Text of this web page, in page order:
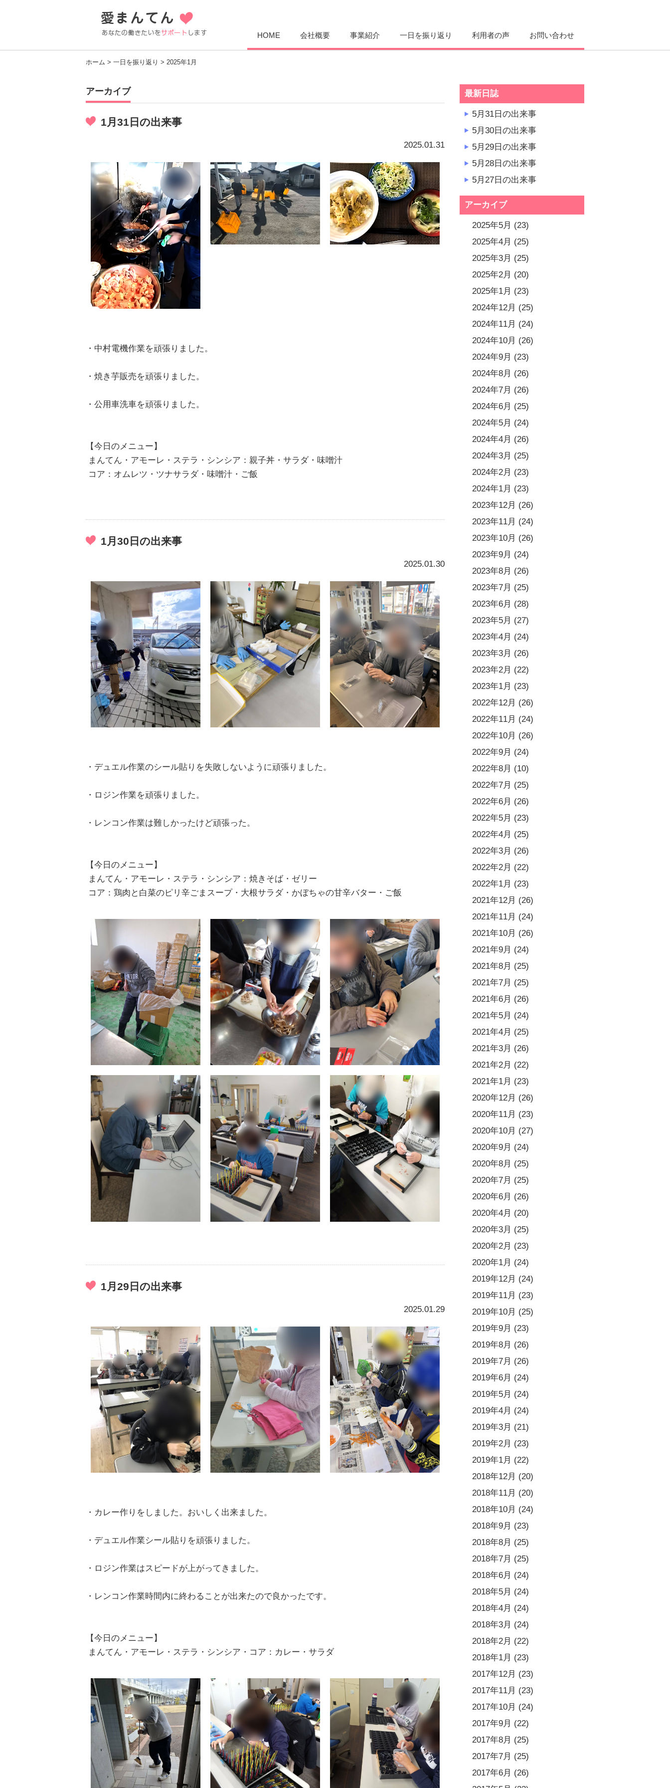
HOME 会社概要 事業紹介 一日を振り返り 利用者の声 お問い合わせ
ホーム > 一日を振り返り > 2025年1月
アーカイブ
1月31日の出来事
2025.01.31
・中村電機作業を頑張りました。
・焼き芋販売を頑張りました。
・公用車洗車を頑張りました。
【今日のメニュー】
まんてん・アモーレ・ステラ・シンシア：親子丼・サラダ・味噌汁
コア：オムレツ・ツナサラダ・味噌汁・ご飯
1月30日の出来事
2025.01.30
・デュエル作業のシール貼りを失敗しないように頑張りました。
・ロジン作業を頑張りました。
・レンコン作業は難しかったけど頑張った。
【今日のメニュー】
まんてん・アモーレ・ステラ・シンシア：焼きそば・ゼリー
コア：鶏肉と白菜のピリ辛ごまスープ・大根サラダ・かぼちゃの甘辛バター・ご飯
1月29日の出来事
2025.01.29
・カレー作りをしました。おいしく出来ました。
・デュエル作業シール貼りを頑張りました。
・ロジン作業はスピードが上がってきました。
・レンコン作業時間内に終わることが出来たので良かったです。
【今日のメニュー】
まんてん・アモーレ・ステラ・シンシア・コア：カレー・サラダ
最新日誌
5月31日の出来事
5月30日の出来事
5月29日の出来事
5月28日の出来事
5月27日の出来事
アーカイブ
2025年5月 (23)
2025年4月 (25)
2025年3月 (25)
2025年2月 (20)
2025年1月 (23)
2024年12月 (25)
2024年11月 (24)
2024年10月 (26)
2024年9月 (23)
2024年8月 (26)
2024年7月 (26)
2024年6月 (25)
2024年5月 (24)
2024年4月 (26)
2024年3月 (25)
2024年2月 (23)
2024年1月 (23)
2023年12月 (26)
2023年11月 (24)
2023年10月 (26)
2023年9月 (24)
2023年8月 (26)
2023年7月 (25)
2023年6月 (28)
2023年5月 (27)
2023年4月 (24)
2023年3月 (26)
2023年2月 (22)
2023年1月 (23)
2022年12月 (26)
2022年11月 (24)
2022年10月 (26)
2022年9月 (24)
2022年8月 (10)
2022年7月 (25)
2022年6月 (26)
2022年5月 (23)
2022年4月 (25)
2022年3月 (26)
2022年2月 (22)
2022年1月 (23)
2021年12月 (26)
2021年11月 (24)
2021年10月 (26)
2021年9月 (24)
2021年8月 (25)
2021年7月 (25)
2021年6月 (26)
2021年5月 (24)
2021年4月 (25)
2021年3月 (26)
2021年2月 (22)
2021年1月 (23)
2020年12月 (26)
2020年11月 (23)
2020年10月 (27)
2020年9月 (24)
2020年8月 (25)
2020年7月 (25)
2020年6月 (26)
2020年4月 (20)
2020年3月 (25)
2020年2月 (23)
2020年1月 (24)
2019年12月 (24)
2019年11月 (23)
2019年10月 (25)
2019年9月 (23)
2019年8月 (26)
2019年7月 (26)
2019年6月 (24)
2019年5月 (24)
2019年4月 (24)
2019年3月 (21)
2019年2月 (23)
2019年1月 (22)
2018年12月 (20)
2018年11月 (20)
2018年10月 (24)
2018年9月 (23)
2018年8月 (25)
2018年7月 (25)
2018年6月 (24)
2018年5月 (24)
2018年4月 (24)
2018年3月 (24)
2018年2月 (22)
2018年1月 (23)
2017年12月 (23)
2017年11月 (23)
2017年10月 (24)
2017年9月 (22)
2017年8月 (25)
2017年7月 (25)
2017年6月 (26)